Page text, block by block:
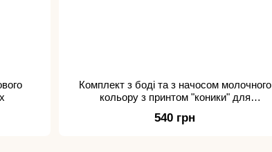
Комплект з боді та з начосом молочного
кольору з принтом "коники" для
540 грн